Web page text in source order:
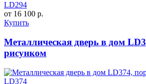
LD294
от 16 100 р.
Купить
Металлическая дверь в дом
рисунком
LD374